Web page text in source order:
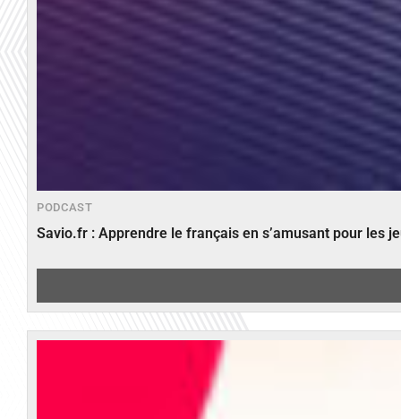
PODCAST
Savio.fr : Apprendre le français en s’amusant pour les